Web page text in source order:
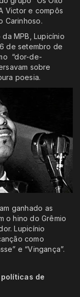
Victor e compôs
Carinhoso.
MPB, Lupicínio
de setembro de
“dor-de-
sobre
poesia.
ganhado as
o hino do Grêmio
Lupicínio
como
e “Vingança”.
políticas de